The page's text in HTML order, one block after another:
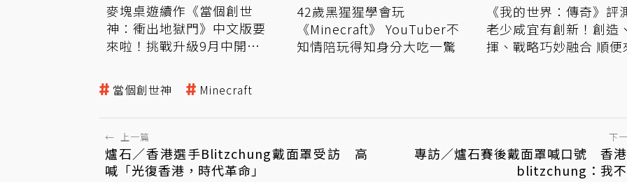
麥塊桌遊續作《當個創世
神：衝出地獄門》中文版要
來啦！挑戰升級9月中開始
42歲黑猩猩學會玩
《Minecraft》 YouTuber不
知情陪玩得知身分大吃一驚
《我的世界：傳奇》評
老少咸宜有創新！創造
揮、戰略巧妙融合 順便
當個創世神 Minecraft
← 上一篇
爐石／香港選手Blitzchung戴面罩受訪 高
喊「光復香港，時代革命」
下
專訪／爐石賽後戴面罩喊口號 香
blitzchung：我